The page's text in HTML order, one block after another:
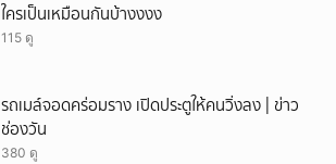
ใครเป็นเหมือนกันบ้างงงง
115 ดู
รถเมล์จอดคร่อมราง เปิดประตูให้คนวิ่งลง | ข่าว
ช่องวัน
380 ดู